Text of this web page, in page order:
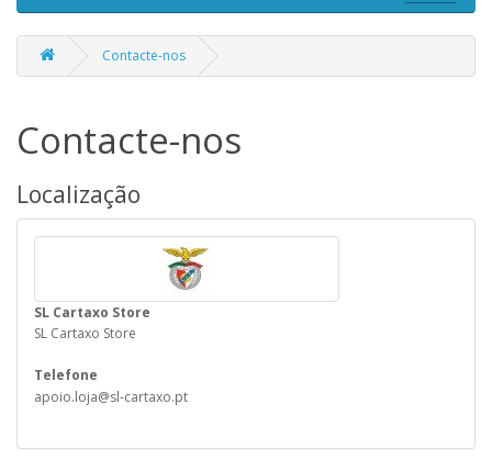
Contacte-nos
Contacte-nos
Localização
SL Cartaxo Store
SL Cartaxo Store
Telefone
apoio.loja@sl-cartaxo.pt